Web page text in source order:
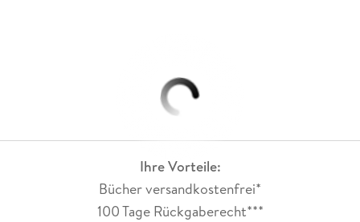
Ihre Vorteile:
Bücher versandkostenfrei*
100 Tage Rückgaberecht***